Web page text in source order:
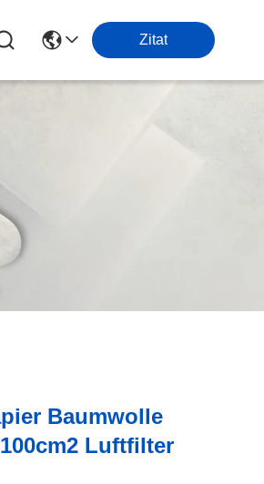
Zitat
Baumwolle
Luftfilter